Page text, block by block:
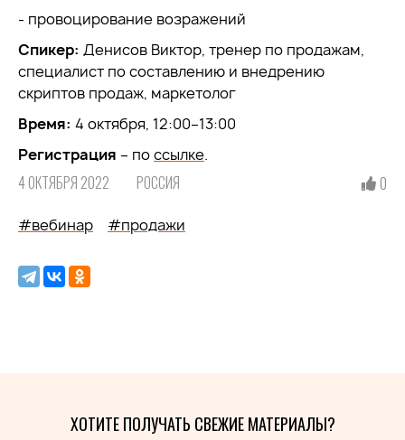
- провоцирование возражений
Спикер: Денисов Виктор, тренер по продажам,
специалист по составлению и внедрению
скриптов продаж, маркетолог
Время: 4 октября, 12:00–13:00
Регистрация – поссылке.
4 ОКТЯБРЯ 2022 РОССИЯ 0
#вебинар #продажи
ХОТИТЕ ПОЛУЧАТЬ СВЕЖИЕ МАТЕРИАЛЫ?